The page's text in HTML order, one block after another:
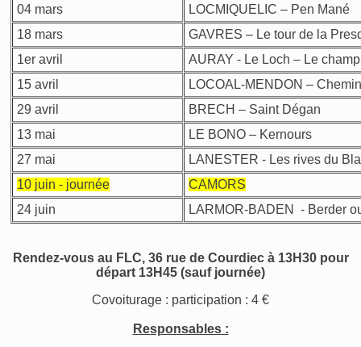
04 mars
LOCMIQUELIC – Pen Mané
18 mars
GAVRES – Le tour de la
1er avril
AURAY - Le Loch – Le
15 avril
LOCOAL-MENDON –
29 avril
BRECH – Saint Dégan
13 mai
LE BONO – Kernours
27 mai
LANESTER - Les rives du
10 juin - journée
CAMORS
24 juin
LARMOR-BADEN - Berder
Rendez-vous au FLC, 36 rue de Courdiec à 13H30 pour
départ 13H45 (sauf journée)
Covoiturage : participation : 4 €
Responsables :